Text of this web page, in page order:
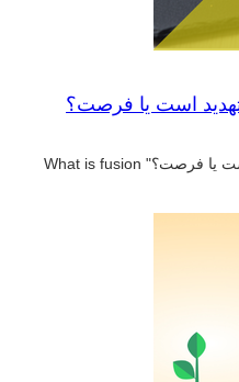
است یا فرصت؟
"آشپزی فیوژن چیست؟ فیوژن تهدید است یا فرصت؟" What is fusion